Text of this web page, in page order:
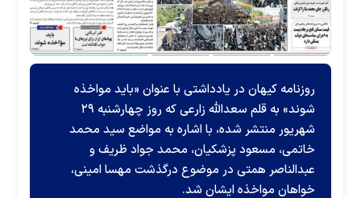
روزنامه کیهان در یادداشتی با عنوان «باید مواخذه
شوند» به قلم سعدالله زارعی که روز چهارشنبه ۲۹
شهریور منتشر شده، با اشاره به مواضع سید محمد
خاتمی، مسعود پزشکیان، محمد جواد ظریف و
عبدالناصر همتی در موضوع درگذشت مهسا امینی،
خواهان مواخذه ایشان شد.